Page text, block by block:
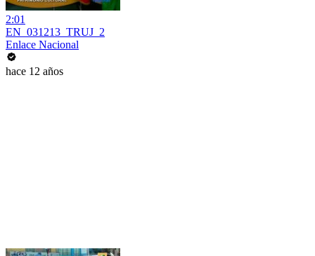
2:01
EN_031213_TRUJ_2
Enlace Nacional
hace 12 años